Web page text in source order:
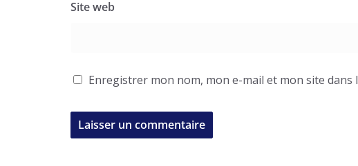
Site web
Enregistrer mon nom, mon e-mail et mon site